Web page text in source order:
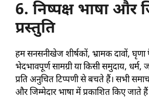
6. निष्पक्ष भाषा और
प्रस्तुति
हम सनसनीखेज शीर्षकों, भ्रामक दावों, घृणा
भेदभावपूर्ण सामग्री या किसी समुदाय, धर्म,
प्रति अनुचित टिप्पणी से बचते हैं। सभी
और जिम्मेदार भाषा में प्रकाशित किए जाते